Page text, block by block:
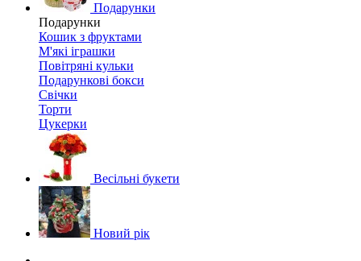
Подарунки
Подарунки
Кошик з фруктами
М'які іграшки
Повітряні кульки
Подарункові бокси
Свічки
Торти
Цукерки
Весільні букети
Новий рік